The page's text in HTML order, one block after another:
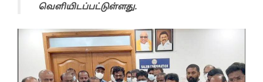
வெளியிடப்பட்டுள்ளது.